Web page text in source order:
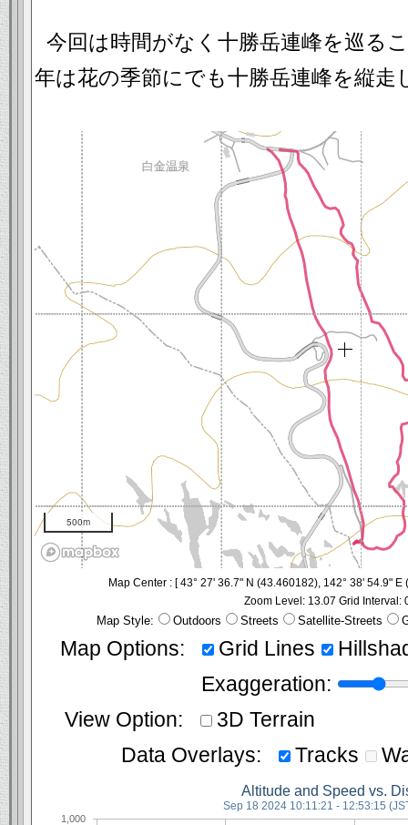
今回は時間がなく十勝岳連峰を巡る
年は花の季節にでも十勝岳連峰を縦走
500m
Map Center : [43° 27' 36.7" N (43.460182), 142° 38' 54.9" E
Zoom Level: 13.07 Grid Interval:
Map Style: Outdoors Streets Satellite-Streets
Map Options: Grid Lines
Exaggeration:
View Option:
3D Terrain
Data Overlays:
Tracks
Altitude and Speed vs.
Sep 18 2024 10:11:21 -
1,000